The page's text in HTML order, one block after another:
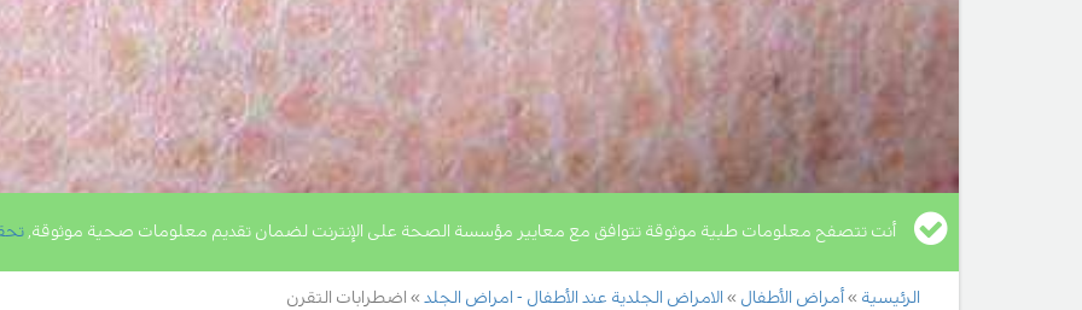
أنت تتصفح معلومات طبية موثوقة تتوافق مع معايير مؤسسة الصحة على الإنترنت لضمان تقديم معلومات صحية موثوقة,
الرئيسية أمراض الأطفال الامراض الجلدية عند الأطفال - امراض الجلد اضطرابات التقرن